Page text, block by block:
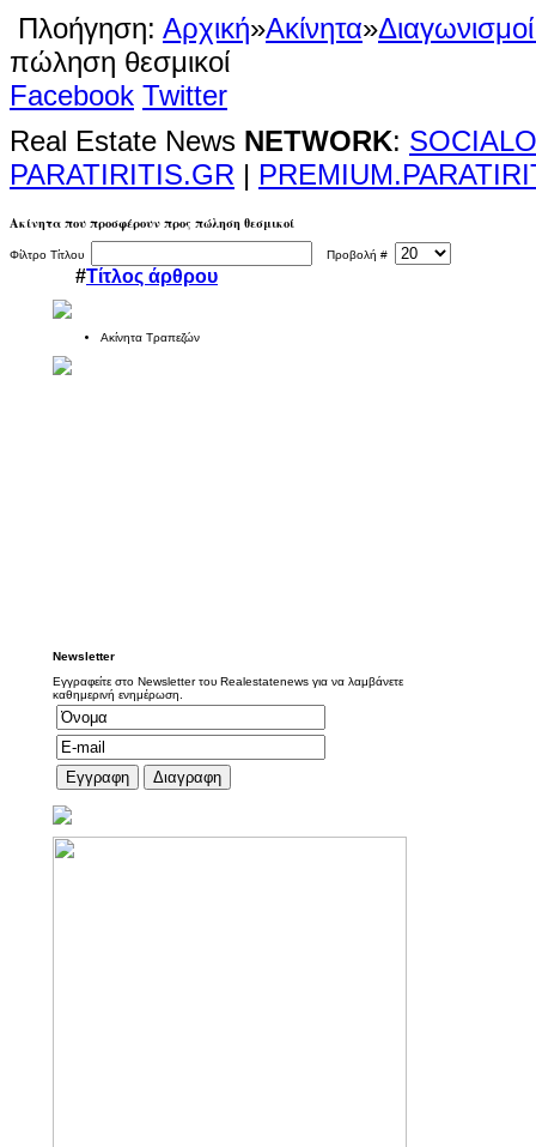
Πλοήγηση: Αρχική»Ακίνητα»
πώληση θεσμικοί
Facebook Twitter
Real Estate News NETWORK:
PARATIRITIS.GR |
Ακίνητα που προσφέρουν προς πώληση θεσμικοί
Φίλτρο Τίτλου Προβολή #
#Τίτλος άρθρου
Ακίνητα Τραπεζών
Newsletter
Εγγραφείτε στο Newsletter του Realestatenews για να λαμβάνετε
καθημερινή ενημέρωση.